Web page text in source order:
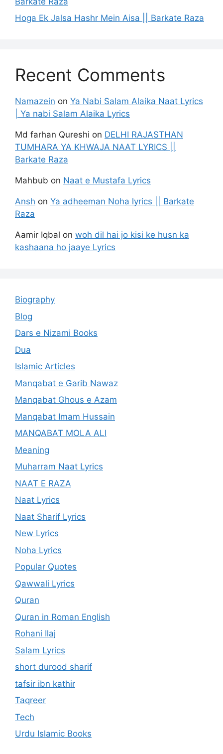
Hoga Ek Jalsa Hashr Mein Aisa || Barkate Raza
Recent Comments
Namazein on Ya Nabi Salam Alaika Naat Lyrics
| Ya nabi Salam Alaika Lyrics
Md farhan Qureshi on DELHI RAJASTHAN
TUMHARA YA KHWAJA NAAT LYRICS ||
Barkate Raza
Mahbub on Naat e Mustafa Lyrics
Ansh on Ya adheeman Noha lyrics || Barkate
Raza
Aamir Iqbal on woh dil hai jo kisi ke husn ka
kashaana ho jaaye Lyrics
Biography
Blog
Dars e Nizami Books
Dua
Islamic Articles
Manqabat e Garib Nawaz
Manqabat Ghous e Azam
Manqabat Imam Hussain
MANQABAT MOLA ALI
Meaning
Muharram Naat Lyrics
NAAT E RAZA
Naat Lyrics
Naat Sharif Lyrics
New Lyrics
Noha Lyrics
Popular Quotes
Qawwali Lyrics
Quran
Quran in Roman English
Rohani Ilaj
Salam Lyrics
short durood sharif
tafsir ibn kathir
Taqreer
Tech
Urdu Islamic Books